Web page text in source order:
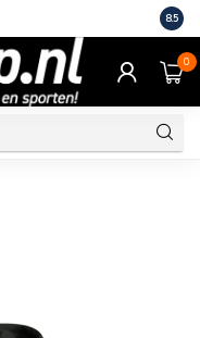
Eigen
8.5
0